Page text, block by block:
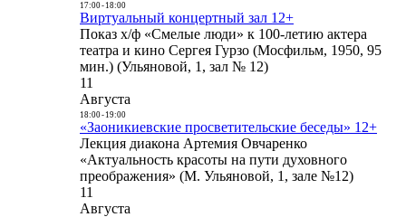
17:00- 18:00
Виртуальный концертный зал 12+
Показ х/ф «Смелые люди» к 100-летию актера
театра и кино Сергея Гурзо (Мосфильм, 1950, 95
мин.) (Ульяновой, 1, зал № 12)
11
Августа
18:00- 19:00
«Заоникиевские просветительские беседы» 12+
Лекция диакона Артемия Овчаренко
«Актуальность красоты на пути духовного
преображения» (М. Ульяновой, 1, зале №12)
11
Августа